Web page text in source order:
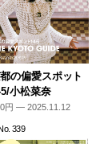
の偏愛スポット
小松菜奈
円 — 2025.11.12
339